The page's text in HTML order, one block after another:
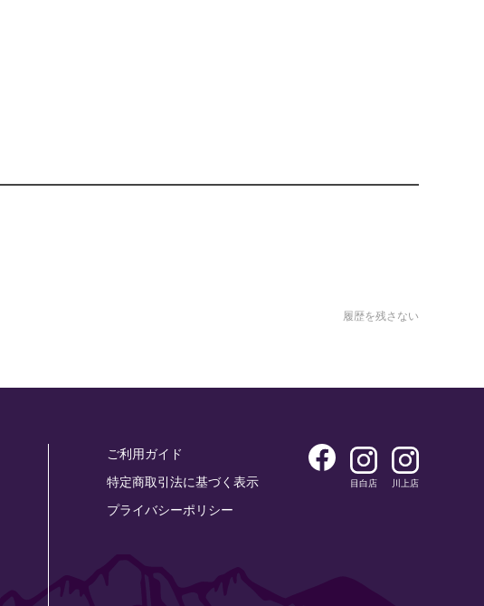
履歴を残さない
ご利用ガイド
特定商取引法に基づく表示
プライバシーポリシー
目白店 川上店